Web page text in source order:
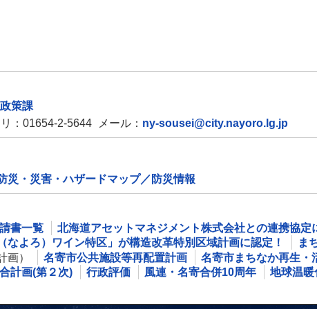
策課
：01654-2-5644 メール： ny-sousei@city.nayoro.lg.jp
災・災害・ハザードマップ／防災情報
書一覧
北海道アセットマネジメント株式会社との連携協定
なよろ）ワイン特区」が構造改革特別区域計画に認定！
ま
画）
名寄市公共施設等再配置計画 名寄市まちなか再生・
計画(第２次) 行政評価 風連・名寄合併10周年 地球温暖